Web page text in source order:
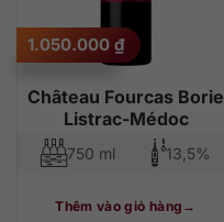
Château Fourcas Borie
Listrac-Médoc
1.050.000 ₫
750 ml 13,5%
Thêm vào giỏ hàng